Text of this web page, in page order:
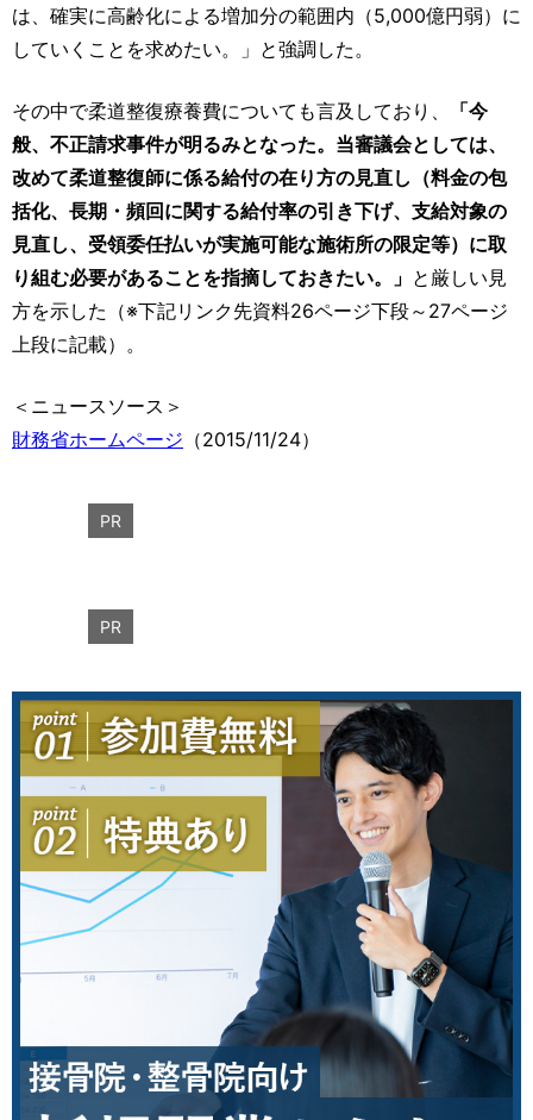
は、確実に高齢化による増加分の範囲内（5,000億円弱）に
していくことを求めたい。」と強調した。
その中で柔道整復療養費についても言及しており、
「今
般、不正請求事件が明るみとなった。当審議会としては、
改めて柔道整復師に係る給付の在り方の見直し（料金の包
括化、長期・頻回に関する給付率の引き下げ、支給対象の
見直し、受領委任払いが実施可能な施術所の限定等）に取
り組む必要があることを指摘しておきたい。」 と厳しい見
方を示した（※下記リンク先資料26ページ下段～27ページ
上段に記載）。
＜ニュースソース＞
財務省ホームページ （2015/11/24）
PR
PR